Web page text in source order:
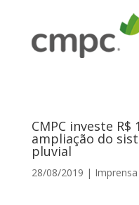
CMPC investe
ampliação do
pluvial
28/08/2019 | Imprensa